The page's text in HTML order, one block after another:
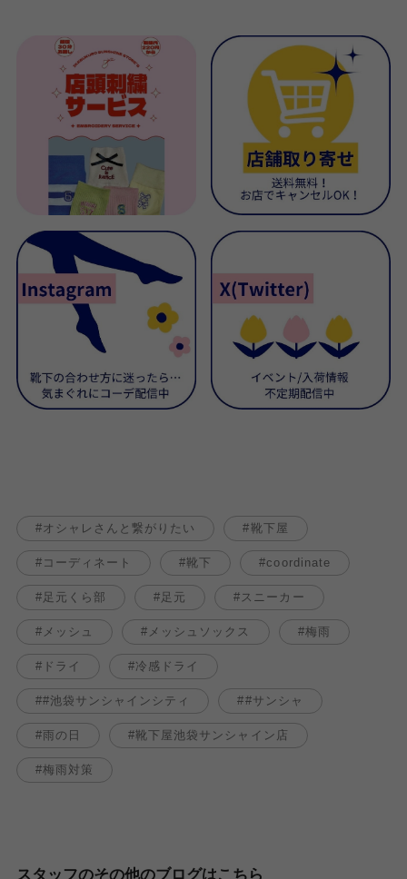
オシャレさんと繋がりたい 靴下屋
コーディネート 靴下 coordinate
足元くら部 足元 スニーカー
メッシュ メッシュソックス 梅雨
ドライ 冷感ドライ
#池袋サンシャインシティ #サンシャ
雨の日 靴下屋池袋サンシャイン店
梅雨対策
スタッフのその他のブログはこちら